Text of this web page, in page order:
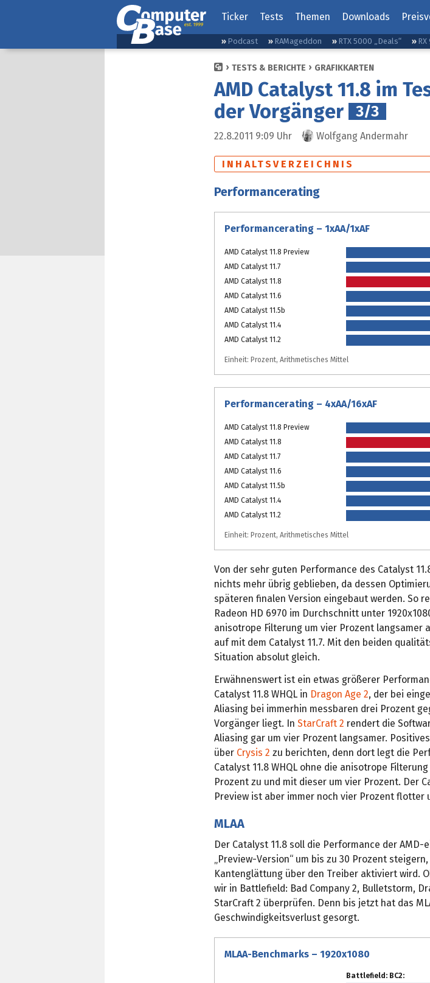
Ticker Tests Themen Downloads
Podcast RAMageddon RTX 5000 „Deals“
TESTS & BERICHTE GRAFIKKARTEN
AMD Catalyst 11.8 im
der Vorgänger
3/3
22.8.2011 9:09 Uhr Wolfgang Andermahr
INHALTSVERZEICHNIS
Performancerating
Performancerating – 1xAA/1xAF
AMD Catalyst 11.8 Preview
AMD Catalyst 11.7
AMD Catalyst 11.8
AMD Catalyst 11.6
AMD Catalyst 11.5b
AMD Catalyst 11.4
AMD Catalyst 11.2
Einheit: Prozent, Arithmetisches Mittel
Performancerating – 4xAA/16xAF
AMD Catalyst 11.8 Preview
AMD Catalyst 11.8
AMD Catalyst 11.7
AMD Catalyst 11.6
AMD Catalyst 11.5b
AMD Catalyst 11.4
AMD Catalyst 11.2
Einheit: Prozent, Arithmetisches Mittel
Von der sehr guten Performance des Catalyst
nichts mehr übrig geblieben, da dessen
späteren finalen Version eingebaut werden. So
Radeon HD 6970 im Durchschnitt unter
anisotrope Filterung um vier Prozent langsamer
auf mit dem Catalyst 11.7. Mit den beiden
Situation absolut gleich.
Erwähnenswert ist ein etwas größerer
Catalyst 11.8 WHQL in Dragon Age 2, der bei
Aliasing bei immerhin messbaren drei Prozent
Vorgänger liegt. In StarCraft 2 rendert die
Aliasing gar um vier Prozent langsamer.
über Crysis 2 zu berichten, denn dort legt die
Catalyst 11.8 WHQL ohne die anisotrope
Prozent zu und mit dieser um vier Prozent. Der
Preview ist aber immer noch vier Prozent flotter
MLAA
Der Catalyst 11.8 soll die Performance der AMD-
„Preview-Version“ um bis zu 30 Prozent
Kantenglättung über den Treiber aktiviert wird.
wir in Battlefield: Bad Company 2, Bulletstorm,
StarCraft 2 überprüfen. Denn bis jetzt hat das
Geschwindigkeitsverlust gesorgt.
MLAA-Benchmarks – 1920x1080
Battlefield: BC2: